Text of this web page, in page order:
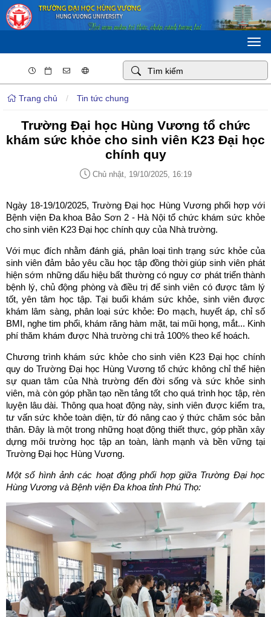
Trang chủ / Tin tức chung
Trường Đại học Hùng Vương tổ chức
khám sức khỏe cho sinh viên K23 Đại học
chính quy
Chủ nhật, 19/10/2025, 16:19
Ngày 18-19/10/2025, Trường Đại học Hùng Vương phối hợp với
Bệnh viện Đa khoa Bảo Sơn 2 - Hà Nội tổ chức khám sức khỏe
cho sinh viên K23 Đại học chính quy của Nhà trường.
Với mục đích nhằm đánh giá, phân loại tình trạng sức khỏe của
sinh viên đảm bảo yêu cầu học tập đồng thời giúp sinh viên phát
hiện sớm những dấu hiệu bất thường có nguy cơ phát triển thành
bệnh lý, chủ động phòng và điều trị để sinh viên có được tâm lý
tốt, yên tâm học tập. Tại buổi khám sức khỏe, sinh viên được
khám lâm sàng, phân loại sức khỏe: Đo mạch, huyết áp, chỉ số
BMI, nghe tim phổi, khám răng hàm mặt, tai mũi họng, mắt... Kinh
phí thăm khám được Nhà trường chi trả 100% theo kế hoách.
Chương trình khám sức khỏe cho sinh viên K23 Đại học chính
quy do Trường Đại học Hùng Vương tổ chức không chỉ thể hiện
sự quan tâm của Nhà trường đến đời sống và sức khỏe sinh
viên, mà còn góp phần tạo nền tảng tốt cho quá trình học tập, rèn
luyện lâu dài. Thông qua hoạt động này, sinh viên được kiểm tra,
tư vấn sức khỏe toàn diện, từ đó nâng cao ý thức chăm sóc bản
thân. Đây là một trong những hoạt động thiết thực, góp phần xây
dựng môi trường học tập an toàn, lành mạnh và bền vững tại
Trường Đại học Hùng Vương.
Một số hình ảnh các hoạt động phối hợp giữa Trường Đại học
Hùng Vương và Bệnh viện Đa khoa tỉnh Phú Thọ: